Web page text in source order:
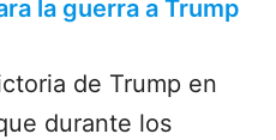
la guerra a Trump
de Trump en
durante los